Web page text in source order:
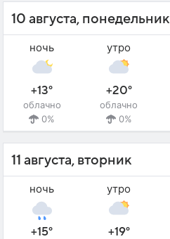
10 августа, понедельник
ночь
+13°
облачно
0%
утро
+20°
облачно
0%
11 августа, вторник
ночь
+15°
утро
+19°